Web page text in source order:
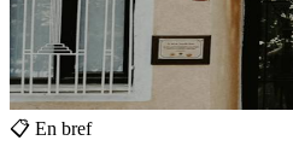
📋 En bref